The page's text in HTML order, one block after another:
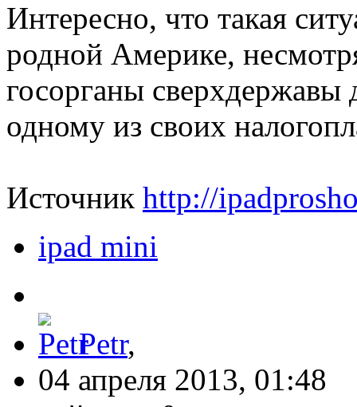
Интересно, что такая
родной Америке,
госорганы сверхдержавы
одному из своих
Источник http://
ipad mini
Petr,
04 апреля 2013, 01:48